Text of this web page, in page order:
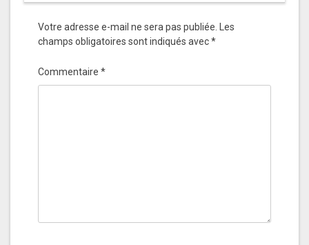
Votre adresse e-mail ne sera pas publiée. Les
champs obligatoires sont indiqués avec*
Commentaire *